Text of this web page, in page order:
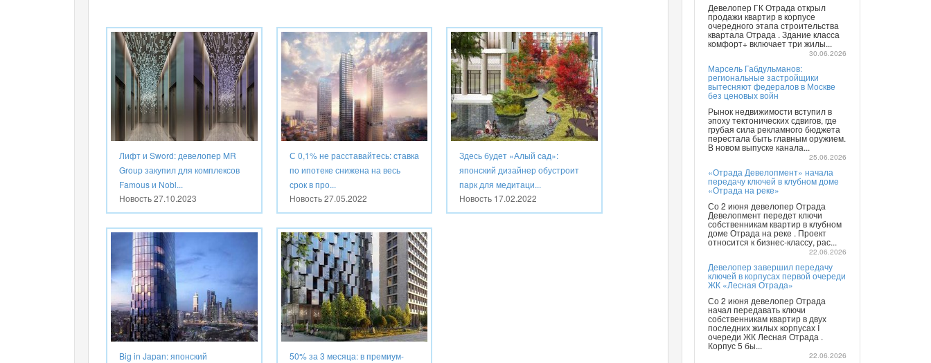
Лифт и Sword: девелопер MR
Group закупил для комплексов
Famous и Nobl...
Новость27.10.2023
С 0,1% не расставайтесь: ставка
по ипотеке снижена на весь
срок в про...
Новость27.05.2022
Здесь будет «Алый сад»:
японский дизайнер обустроит
парк для медитаци...
Новость 17.02.2022
Big in Japan: японский
50% за 3 месяца: в премиум-
Девелопер ГК Отрада открыл
продажи квартир в корпусе
очередного этапа строительства
квартала Отрада . Здание класса
комфорт+ включает три жилы...
30.06.2026
Марсель Габдульманов:
региональные застройщики
вытесняют федералов в Москве
без ценовых войн
Рынок недвижимости вступил в
эпоху тектонических сдвигов, где
грубая сила рекламного бюджета
перестала быть главным оружием.
В новом выпуске канала...
25.06.2026
«Отрада Девелопмент» начала
передачу ключей в клубном доме
«Отрада на реке»
Со 2 июня девелопер Отрада
Девелопмент передет ключи
собственникам квартир в клубном
доме Отрада на реке . Проект
относится к бизнес-классу, рас...
22.06.2026
Девелопер завершил передачу
ключей в корпусах первой очереди
ЖК «Лесная Отрада»
Со 2 июня девелопер Отрада
начал передавать ключи
собственникам квартир в двух
последних жилых корпусах I
очереди ЖК Лесная Отрада .
Корпус 5 бы...
22.06.2026